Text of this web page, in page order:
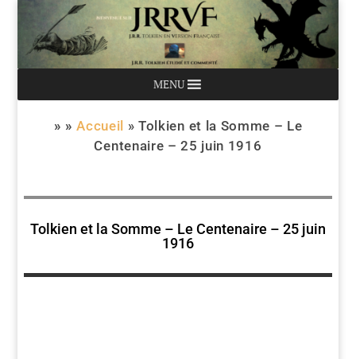
MENU
» » Accueil »Tolkien et la Somme – Le
Centenaire – 25 juin 1916
Tolkien et la Somme – Le Centenaire – 25 juin
1916